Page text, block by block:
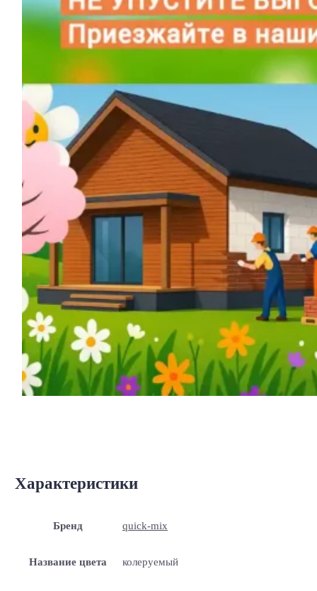
Характеристики
Бренд quick-mix
Название цвета колеруемый